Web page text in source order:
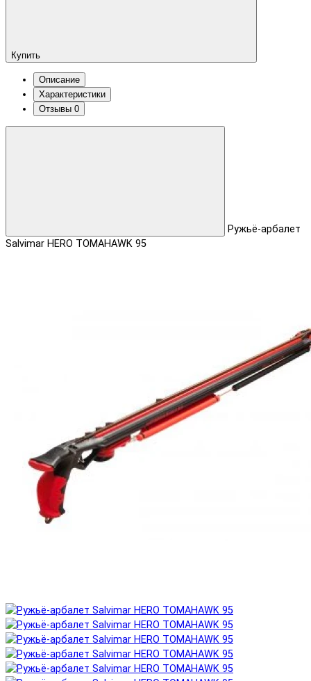
Купить
Описание
Характеристики
Отзывы 0
Ружьё-арбалет
Salvimar HERO TOMAHAWK 95